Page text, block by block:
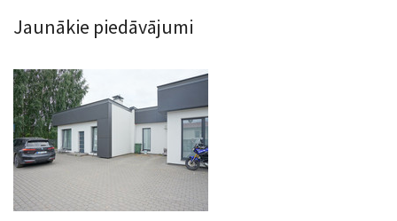
Uzņēmums
Pakalpojumi
Kontakti
Jaunākie piedāvājumi